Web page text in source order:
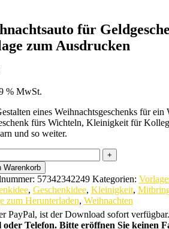
für
zum Ausdrucken
% MwSt.
eines Weihnachtsgeschenks für
fürs Wichteln, Kleinigkeit für
und so weiter.
Warenkorb
57342342249 Kategorien:
, Geschenkidee, Kleinigkeit,
zum Herunterladen, Weihnachten
ist der Download sofort
Telefon. Bitte eröffnen Sie keinen